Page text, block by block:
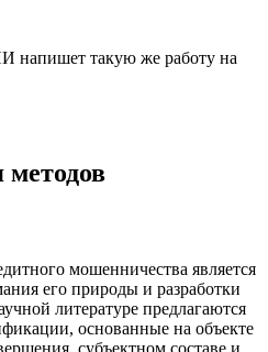
напишет такую же работу на
мошенничества является
его природы и разработки
литературе предлагаются
основанные на объекте
субъектном составе и